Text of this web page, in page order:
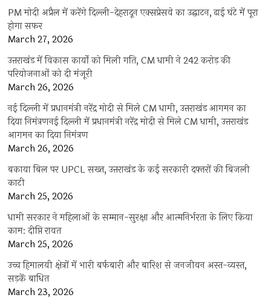
PM मोदी अप्रैल में करेंगे दिल्ली-देहरादून एक्सप्रेसवे का उद्घाटन, ढाई घंटे में पूरा
होगा सफर
March 27, 2026
उत्तराखंड में विकास कार्यों को मिली गति, CM धामी ने 242 करोड़ की
परियोजनाओं को दी मंजूरी
March 26, 2026
नई दिल्ली में प्रधानमंत्री नरेंद्र मोदी से मिले CM धामी, उत्तराखंड आगमन का
दिया निमंत्रणनई दिल्ली में प्रधानमंत्री नरेंद्र मोदी से मिले CM धामी, उत्तराखंड
आगमन का दिया निमंत्रण
March 26, 2026
बकाया बिल पर UPCL सख्त, उत्तराखंड के कई सरकारी दफ्तरों की बिजली
काटी
March 25, 2026
धामी सरकार ने महिलाओं के सम्मान-सुरक्षा और आत्मनिर्भरता के लिए किया
काम: दीप्ति रावत
March 25, 2026
उच्च हिमालयी क्षेत्रों में भारी बर्फबारी और बारिश से जनजीवन अस्त-व्यस्त,
सड़कें बाधित
March 23, 2026